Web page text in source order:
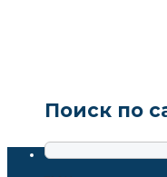
Поиск по